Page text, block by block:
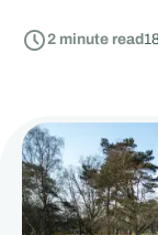
2 minute read